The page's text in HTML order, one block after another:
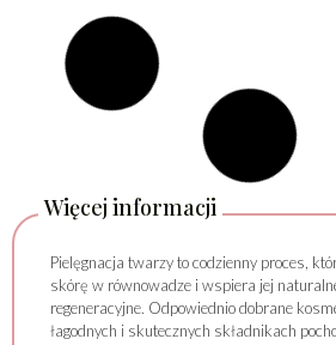
Więcej informacji
Pielęgnacja twarzy to codzienny proces,
skórę w równowadze i wspiera jej
regeneracyjne. Odpowiednio dobrane
łagodnych i skutecznych składnikach